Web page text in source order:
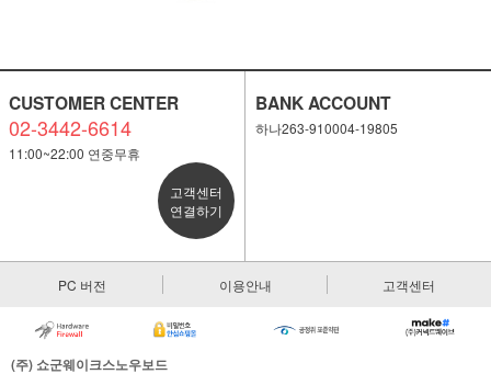
CUSTOMER CENTER
02-3442-6614
11:00~22:00 연중무휴
고객센터
연결하기
BANK ACCOUNT
하나263-910004-19805
PC 버전 이용안내 고객센터
(주) 쇼군웨이크스노우보드